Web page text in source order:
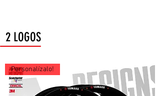
2 LOGOS
Personalízalo!